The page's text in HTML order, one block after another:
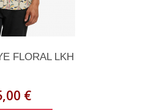
FLORAL LKH
€